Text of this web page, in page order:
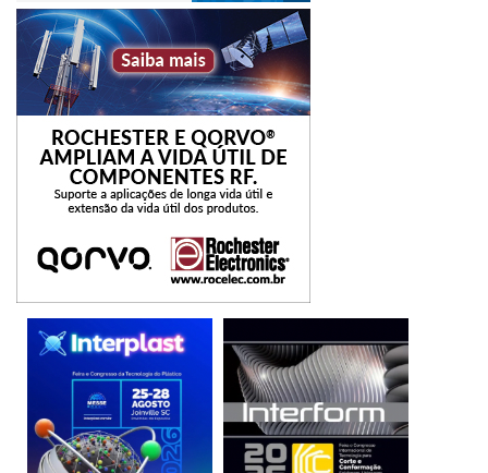
antipirataria que proteja contra roubo e ofereça igualdade
de condições para todos”, frisa.
O Comitê de Gerenciamento de Licença/Antipirataria (LMA)
da ESD Alliance administrará a parceria. A Cadence, a
Mentor e a Synopsys são membros do Comitê LMA. (texto:
Franco Tanio / foto: divulgação – Cadence)